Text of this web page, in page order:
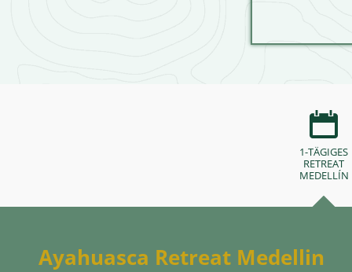
1-TÄGIGES
RETREAT
MEDELLÍN
Ayahuasca Retreat Medellin